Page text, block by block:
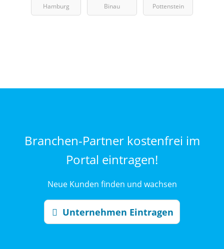
Hamburg Binau
Pottenstein
Branchen-Partner kostenfrei im
Portal eintragen!
Neue Kunden finden und wachsen
Unternehmen Eintragen